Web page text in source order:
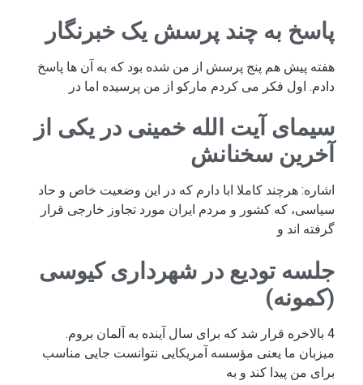
پاسخ به چند پرسش یک خبرنگار
هفته پیش هم پنج پرسش از من شده بود که به آن ها پاسخ
دادم. اول فکر می کردم مارکو از من پرسیده اما در
سیمای آیت الله خمینی در یکی از
آخرین سخنانش
اشاره: هرچند کاملا ابا دارم که در این وضعیت خاص و حاد
سیاسی، که کشور و مردم ایران مورد تجاوز خارجی قرار
گرفته اند و
جلسه تودیع در شهرداری کیوسی
(کمونه)
4 بالاخره قرار شد که برای سال آینده به آلمان بروم.
میزبان ما یعنی مؤسسه آمریکایی نتوانست جایی مناسب
برای من پیدا کند و به